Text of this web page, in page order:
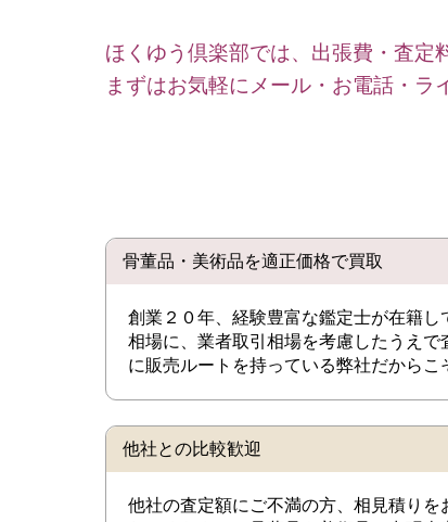
ほくゆう倶楽部では、出張費・査定
まずはお気軽にメール・お電話・ラ
骨董品・美術品を適正価格で買取
創業２０年、経験豊富な鑑定士が在籍
相場に、業者取引相場を考慮したうえで
に販売ルートを持っている弊社だからこ
他社との比較歓迎
他社の査定額にご不満の方、相見積り